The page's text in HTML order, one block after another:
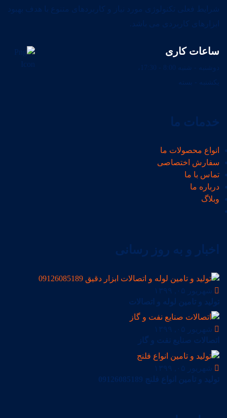
شرایط فعلی تکنولوژی مورد نیاز و کاربردهای متنوع با هدف بهبود
ابزارهای کاربردی می باشد.
ساعات کاری
دوشنبه - شنبه 8:00 - 17:30،
یکشنبه - بسته
خدمات ما
انواع محصولات ما
سفارش اختصاصی
تماس با ما
درباره ما
وبلاگ
اخبار و به روز رسانی
شهریور ۰۵, ۱۳۹۹
تولید و تامین لوله و اتصالات
شهریور ۰۵, ۱۳۹۹
اتصالات صنایع نفت و گاز
شهریور ۰۵, ۱۳۹۹
تولید و تامین انواع فلنج 09126085189